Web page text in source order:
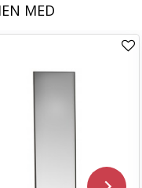
MED